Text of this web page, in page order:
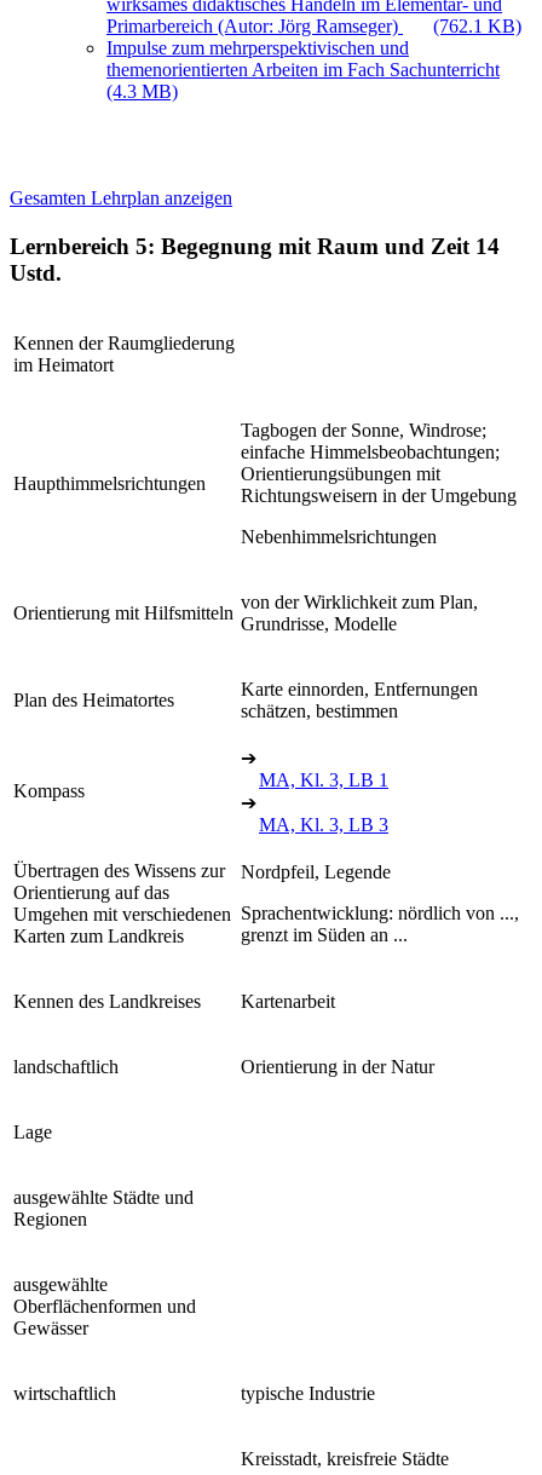
wirksames didaktisches Handeln im Elementar- und
Primarbereich (Autor: Jörg Ramseger)
(762.1 KB)
Impulse zum mehrperspektivischen und
themenorientierten Arbeiten im Fach Sachunterricht
(4.3 MB)
Gesamten Lehrplan anzeigen
Lernbereich 5: Begegnung mit Raum und Zeit 14
Ustd.
Kennen der Raumgliederung
im Heimatort
Haupthimmelsrichtungen
Tagbogen der Sonne, Windrose;
einfache Himmelsbeobachtungen;
Orientierungsübungen mit
Richtungsweisern in der Umgebung
Nebenhimmelsrichtungen
Orientierung mit Hilfsmitteln
von der Wirklichkeit zum Plan,
Grundrisse, Modelle
Plan des Heimatortes
Karte einnorden, Entfernungen
schätzen, bestimmen
Kompass
➔
MA, Kl. 3, LB 1
➔
MA, Kl. 3, LB 3
Übertragen des Wissens zur
Orientierung auf das
Umgehen mit verschiedenen
Karten zum Landkreis
Nordpfeil, Legende
Sprachentwicklung: nördlich von ...,
grenzt im Süden an ...
Kennen des Landkreises Kartenarbeit
landschaftlich Orientierung in der Natur
Lage
ausgewählte Städte und
Regionen
ausgewählte
Oberflächenformen und
Gewässer
wirtschaftlich typische Industrie
Kreisstadt, kreisfreie Städte